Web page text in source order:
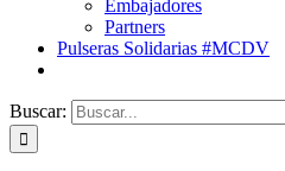
Embajadores
Partners
Pulseras Solidarias #MCDV
Buscar: